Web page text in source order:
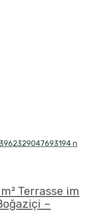
Terrasse im
–